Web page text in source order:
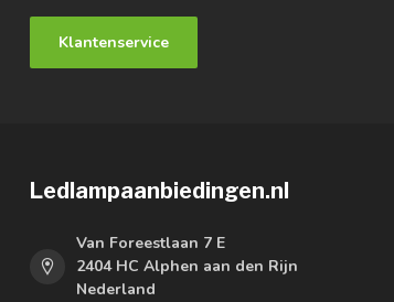
Klantenservice
Ledlampaanbiedingen.nl
Van Foreestlaan 7 E
2404 HC Alphen aan den Rijn
Nederland